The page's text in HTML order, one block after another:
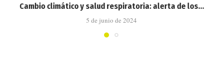
Cambio climático y salud respiratoria: alerta de los...
5 de junio de 2024